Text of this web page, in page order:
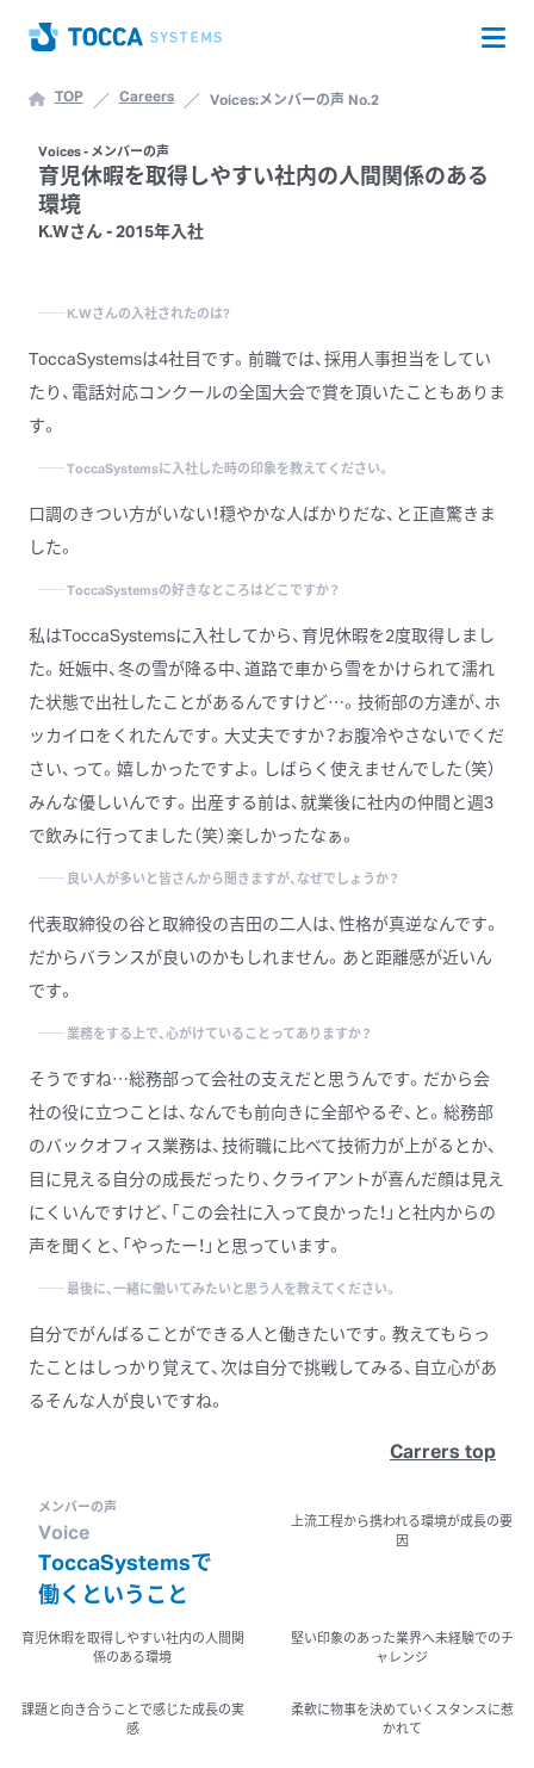
Home
TOP Careers Voices:メンバーの声 No.2
Voices - メンバーの声
育児休暇を取得しやすい社内の人間関係のある
環境
K.Wさん - 2015年入社
──K.Wさんの入社されたのは?
ToccaSystemsは4社目です。前職では、採用人事担当をしてい
たり、電話対応コンクールの全国大会で賞を頂いたこともありま
す。
──ToccaSystemsに入社した時の印象を教えてください。
口調のきつい方がいない！穏やかな人ばかりだな、と正直驚きま
した。
──ToccaSystemsの好きなところはどこですか？
私はToccaSystemsに入社してから、育児休暇を2度取得しまし
た。妊娠中、冬の雪が降る中、道路で車から雪をかけられて濡れ
た状態で出社したことがあるんですけど…。技術部の方達が、ホ
ッカイロをくれたんです。大丈夫ですか？お腹冷やさないでくだ
さい、って。嬉しかったですよ。しばらく使えませんでした（笑）
みんな優しいんです。出産する前は、就業後に社内の仲間と週3
で飲みに行ってました（笑）楽しかったなぁ。
──良い人が多いと皆さんから聞きますが、なぜでしょうか？
代表取締役の谷と取締役の吉田の二人は、性格が真逆なんです。
だからバランスが良いのかもしれません。あと距離感が近いん
です。
──業務をする上で、心がけていることってありますか？
そうですね…総務部って会社の支えだと思うんです。だから会
社の役に立つことは、なんでも前向きに全部やるぞ、と。総務部
のバックオフィス業務は、技術職に比べて技術力が上がるとか、
目に見える自分の成長だったり、クライアントが喜んだ顔は見え
にくいんですけど、「この会社に入って良かった！」と社内からの
声を聞くと、「やったー！」と思っています。
──最後に、一緒に働いてみたいと思う人を教えてください。
自分でがんばることができる人と働きたいです。教えてもらっ
たことはしっかり覚えて、次は自分で挑戦してみる、自立心があ
るそんな人が良いですね。
Carrers top
メンバーの声
Voice
ToccaSystemsで
働くということ
上流工程から携われる環境が成長の要
因
育児休暇を取得しやすい社内の人間関
係のある環境
堅い印象のあった業界へ未経験でのチ
ャレンジ
課題と向き合うことで感じた成長の実
感
柔軟に物事を決めていくスタンスに惹
かれて